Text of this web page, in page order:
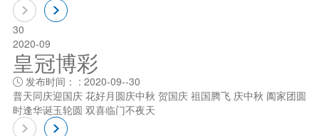
30
2020-09
皇冠博彩
发布时间： : 2020-09--30
普天同庆迎国庆 花好月圆庆中秋 贺国庆 祖国腾飞 庆中秋 阖家团圆
时逢华诞玉轮圆 双喜临门不夜天